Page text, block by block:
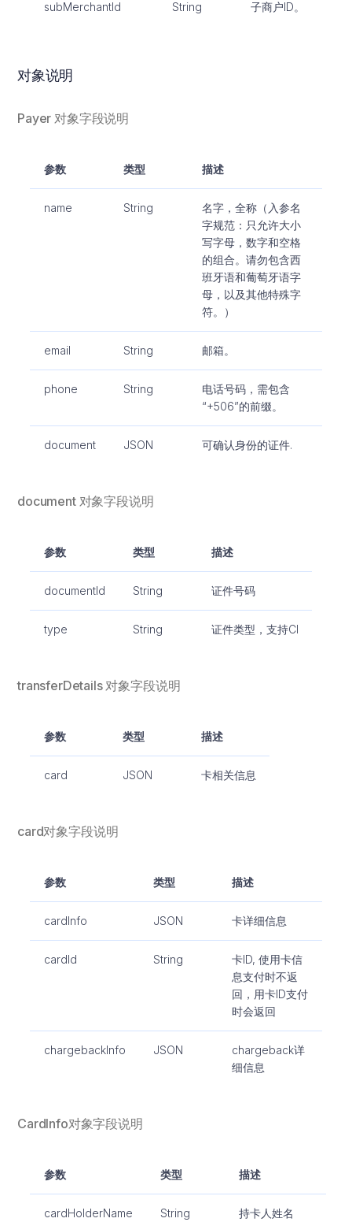
subMerchantId String 子商户ID。
对象说明
Payer 对象字段说明
参数 类型 描述
name String
名字，全称（入参名
字规范：只允许大小
写字母，数字和空格
的组合。请勿包含西
班牙语和葡萄牙语字
母，以及其他特殊字
符。）
email String 邮箱。
phone String
电话号码，需包含
“+506”的前缀。
document JSON 可确认身份的证件.
document 对象字段说明
参数 类型 描述
documentId String 证件号码
type String 证件类型，支持CI
transferDetails 对象字段说明
参数 类型 描述
card JSON 卡相关信息
card对象字段说明
参数 类型 描述
cardInfo JSON 卡详细信息
cardId String
卡ID, 使用卡信
息支付时不返
回，用卡ID支付
时会返回
chargebackInfo JSON
chargeback详
细信息
CardInfo对象字段说明
参数 类型 描述
cardHolderName String 持卡人姓名